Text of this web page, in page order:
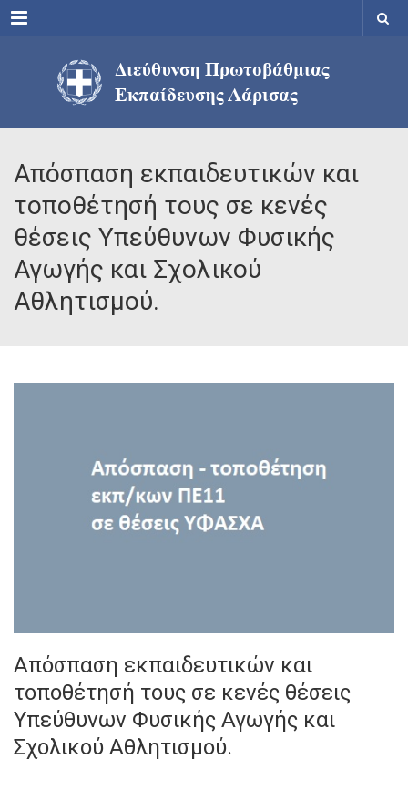
Menu
Απόσπαση εκπαιδευτικών και
τοποθέτησή τους σε κενές
θέσεις Υπεύθυνων Φυσικής
Αγωγής και Σχολικού
Αθλητισμού.
Απόσπαση εκπαιδευτικών και
τοποθέτησή τους σε κενές θέσεις
Υπεύθυνων Φυσικής Αγωγής και
Σχολικού Αθλητισμού.